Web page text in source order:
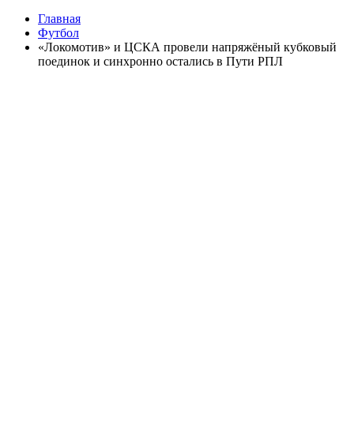
Главная
Футбол
«Локомотив» и ЦСКА провели напряжёный кубковый
поединок и синхронно остались в Пути РПЛ